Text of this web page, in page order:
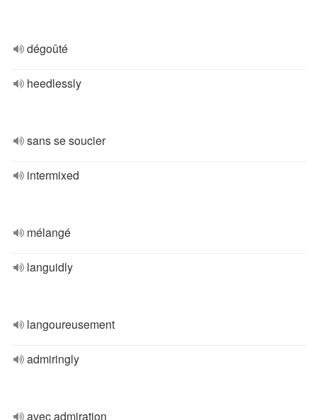
dégoûté
heedlessly
sans se soucier
intermixed
mélangé
languidly
langoureusement
admiringly
avec admiration